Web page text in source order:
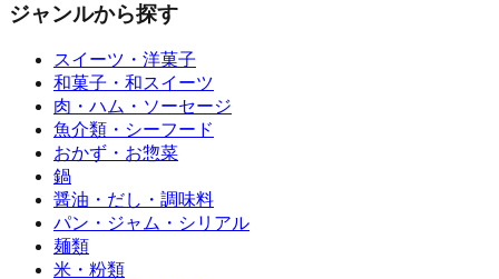
ジャンルから探す
スイーツ・洋菓子
和菓子・和スイーツ
肉・ハム・ソーセージ
魚介類・シーフード
おかず・お惣菜
鍋
醤油・だし・調味料
パン・ジャム・シリアル
麺類
米・粉類